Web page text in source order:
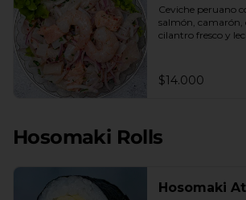
Ceviche peruano
salmón, camarón,
cilantro fresco y
$14.000
Hosomaki Rolls
Hosomaki